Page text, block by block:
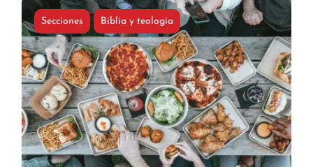
Secciones Biblia y teología